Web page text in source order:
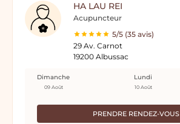
HA LAU REI
Acupuncteur
5/5 (35 avis)
29 Av. Carnot
19200 Albussac
PRENDRE RENDEZ-VOUS
Dimanche
09 Août
Lundi
10 Août